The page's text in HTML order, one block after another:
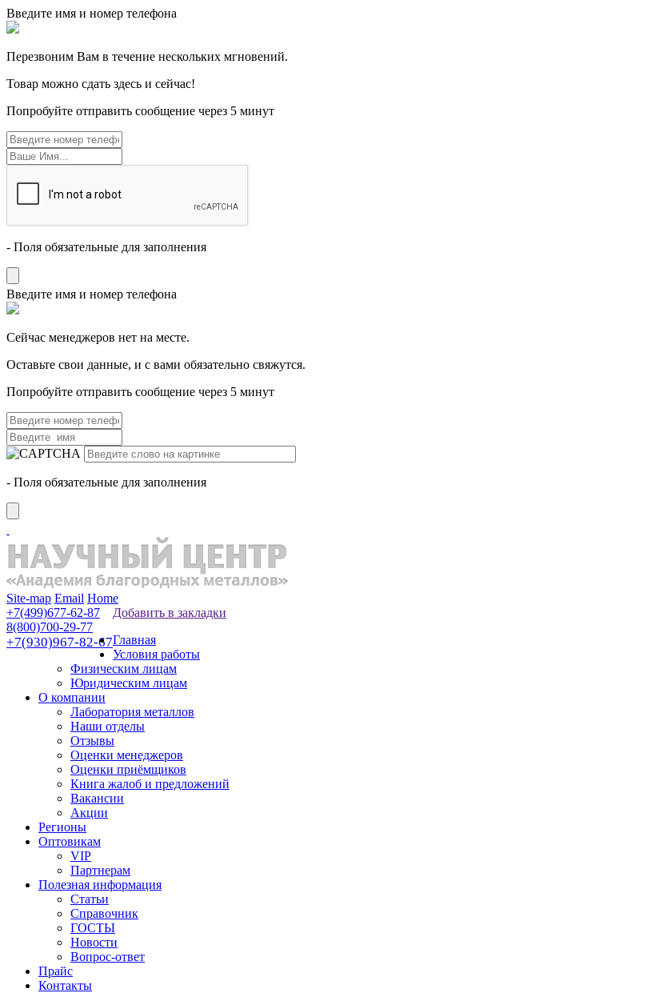
Введите имя и номер телефона
Перезвоним Вам в течение нескольких мгновений.
Товар можно сдать здесь и сейчас!
Попробуйте отправить сообщение через 5 минут
- Поля обязательные для заполнения
Введите имя и номер телефона
Cейчас менеджеров нет на месте.
Оставьте свои данные, и с вами обязательно свяжутся.
Попробуйте отправить сообщение через 5 минут
- Поля обязательные для заполнения
Site-map Email Home
+7(499)677-62-87
8(800)700-29-77
+7(930)967-82-67
Добавить в закладки
Главная
Условия работы
Физическим лицам
Юридическим лицам
О компании
Лаборатория металлов
Наши отделы
Отзывы
Оценки менеджеров
Оценки приёмщиков
Книга жалоб и предложений
Вакансии
Акции
Регионы
Оптовикам
VIP
Партнерам
Полезная информация
Статьи
Справочник
ГОСТЫ
Новости
Вопрос-ответ
Прайс
Контакты